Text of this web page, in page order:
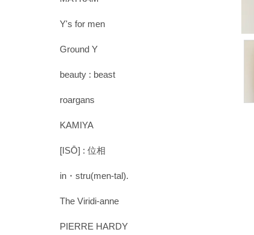
Y's for men
Ground Y
beauty : beast
roargans
KAMIYA
[ISŌ] : 位相
in・stru(men-tal).
The Viridi-anne
PIERRE HARDY